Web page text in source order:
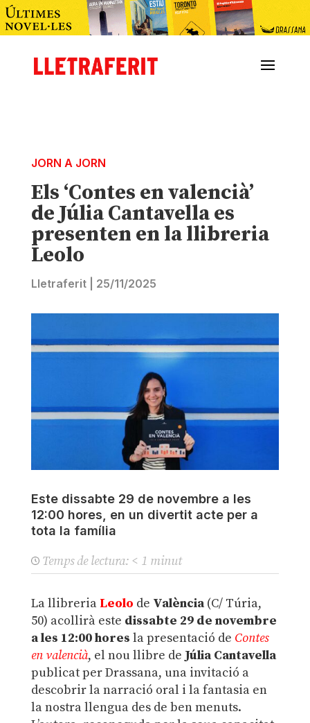
JORN A JORN
Els ‘Contes en valencià’
de Júlia Cantavella es
presenten en la llibreria
Leolo
Lletraferit| 25/11/2025
Este dissabte 29 de novembre a les
12:00 hores, en un divertit acte per a
tota la família
Temps de lectura: < 1 minut
La llibreria Leolo de València(C/ Túria,
50) acollirà este dissabte 29 de novembre
a les 12:00 hores la presentació de Contes
en valencià, el nou llibre de Júlia Cantavella
publicat per Drassana, una invitació a
descobrir la narració oral i la fantasia en
la nostra llengua des de ben menuts.